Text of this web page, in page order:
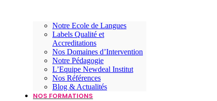
Notre Ecole de Langues
Labels Qualité et
Accreditations
Nos Domaines d’Intervention
Notre Pédagogie
L’Equipe Newdeal Institut
Nos Références
Blog & Actualités
NOS FORMATIONS